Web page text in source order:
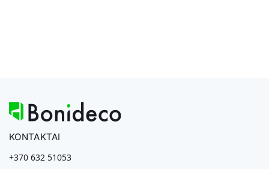
KONTAKTAI
+370 632 51053